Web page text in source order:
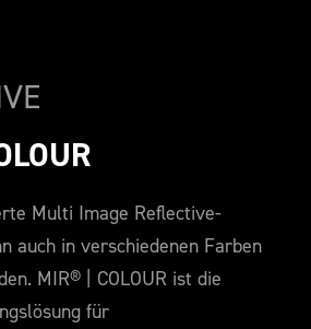
Multi Image Reflective-
auch in verschiedenen Farben
MIR® | COLOUR ist die
für